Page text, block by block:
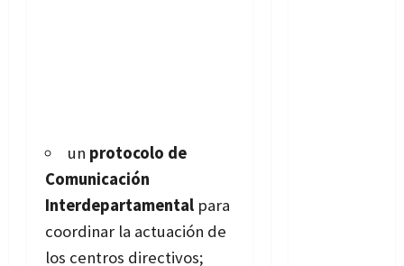
un protocolo de
Comunicación
Interdepartamental para
coordinar la actuación de
los centros directivos;